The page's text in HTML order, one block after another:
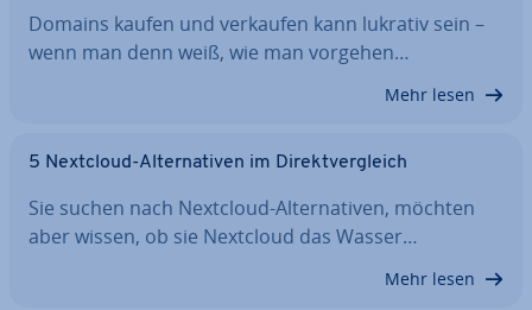
Domains kaufen und verkaufen kann lukrativ sein –
wenn man denn weiß, wie man vorgehen…
Mehr lesen
5 Nextcloud-Al­ter­na­ti­ven im Di­rekt­ver­gleich
Sie suchen nach Nextcloud-Al­ter­na­ti­ven, möchten
aber wissen, ob sie Nextcloud das Wasser…
Mehr lesen